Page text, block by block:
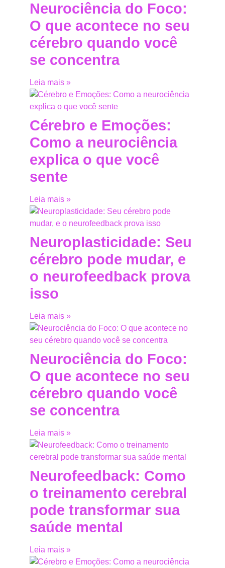
Neurociência do Foco:
O que acontece no seu
cérebro quando você
se concentra
Leia mais »
Cérebro e Emoções:
Como a neurociência
explica o que você
sente
Leia mais »
Neuroplasticidade: Seu
cérebro pode mudar, e
o neurofeedback prova
isso
Leia mais »
Neurociência do Foco:
O que acontece no seu
cérebro quando você
se concentra
Leia mais »
Neurofeedback: Como
o treinamento cerebral
pode transformar sua
saúde mental
Leia mais »